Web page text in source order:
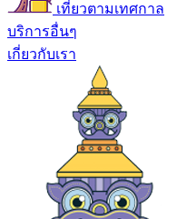
เที่ยวตามเทศกาล
บริการอื่นๆ
เกี่ยวกับเรา